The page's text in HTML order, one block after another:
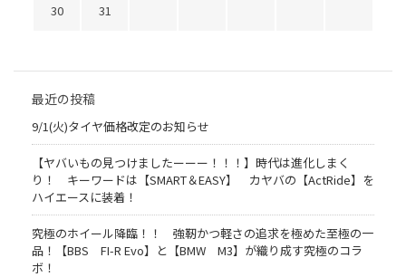
30
31
最近の投稿
9/1(火)タイヤ価格改定のお知らせ
【ヤバいもの見つけましたーーー！！！】時代は進化しまく
り！ キーワードは【SMART＆EASY】 カヤバの【ActRide】を
ハイエースに装着！
究極のホイール降臨！！ 強靭かつ軽さの追求を極めた至極の一
品！【BBS FI-R Evo】と【BMW M3】が織り成す究極のコラ
ボ！